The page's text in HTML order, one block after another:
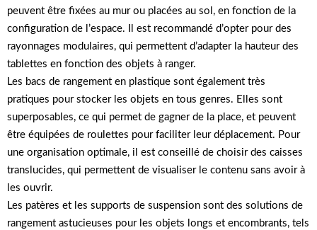
peuvent être fixées au mur ou placées au sol, en fonction de la
configuration de l’espace. Il est recommandé d’opter pour des
rayonnages modulaires, qui permettent d’adapter la hauteur des
tablettes en fonction des objets à ranger.
Les bacs de rangement en plastique sont également très
pratiques pour stocker les objets en tous genres. Elles sont
superposables, ce qui permet de gagner de la place, et peuvent
être équipées de roulettes pour faciliter leur déplacement. Pour
une organisation optimale, il est conseillé de choisir des caisses
translucides, qui permettent de visualiser le contenu sans avoir à
les ouvrir.
Les patères et les supports de suspension sont des solutions de
rangement astucieuses pour les objets longs et encombrants, tels